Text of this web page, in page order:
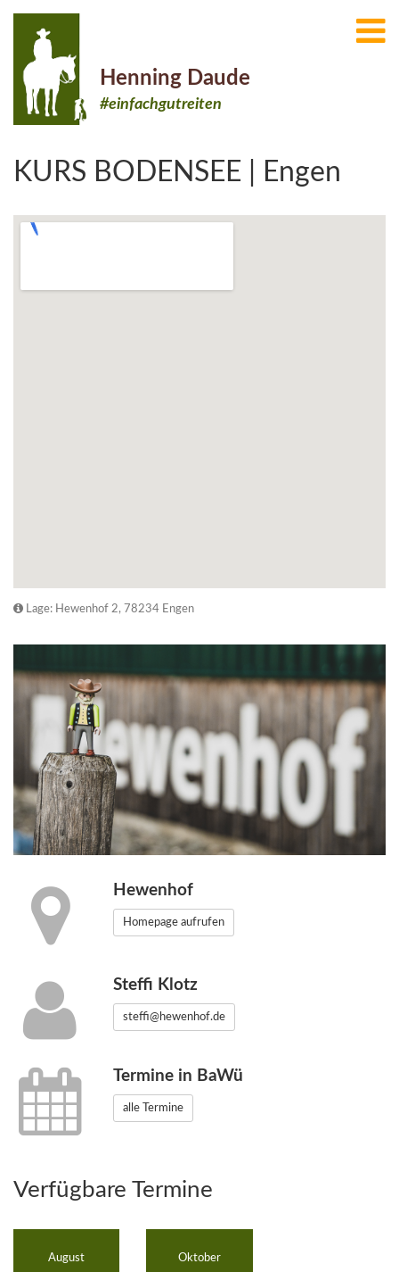
Henning Daude
#einfachgutreiten
KURS BODENSEE | Engen
Lage: Hewenhof 2, 78234 Engen
Hewenhof
Homepage aufrufen
Steffi Klotz
steffi@hewenhof.de
Termine in BaWü
alle Termine
Verfügbare Termine
August Oktober